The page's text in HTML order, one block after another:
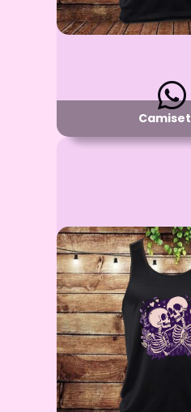
Pregunta por Tallas y
Id:
Camiseta
Vinilo Textil y/o
Sin